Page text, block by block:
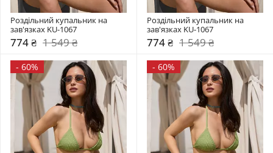
Роздільний купальник на
зав'язках KU-1067
774 ₴ 1 549 ₴
Роздільний купальник на
зав'язках KU-1067
774 ₴ 1 549 ₴
- 60% - 60%